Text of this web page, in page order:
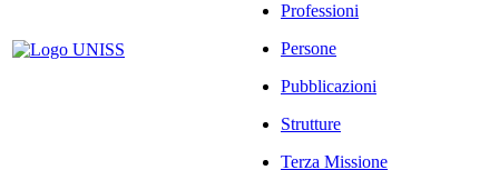
Professioni
Persone
Pubblicazioni
Strutture
Terza Missione